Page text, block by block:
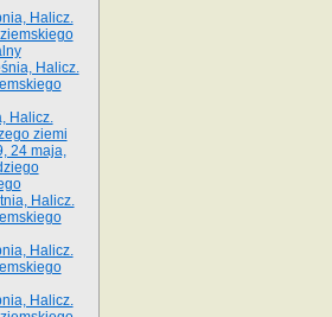
Halicz.
Halicz.
Halicz.
ziemi
24 maja,
Halicz.
Halicz.
Halicz.